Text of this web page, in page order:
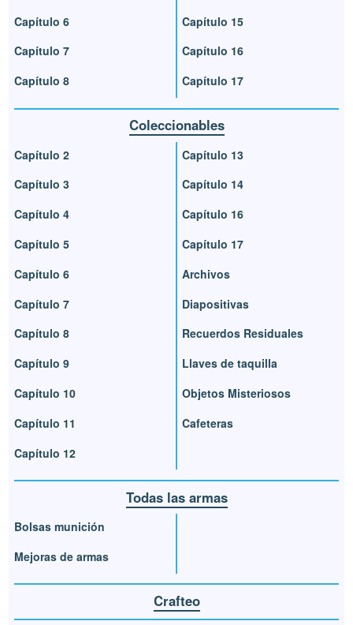
Capítulo 6
Capítulo 7
Capítulo 8
Capítulo 15
Capítulo 16
Capítulo 17
Coleccionables
Capítulo 2
Capítulo 3
Capítulo 4
Capítulo 5
Capítulo 6
Capítulo 7
Capítulo 8
Capítulo 9
Capítulo 10
Capítulo 11
Capítulo 12
Capítulo 13
Capítulo 14
Capítulo 16
Capítulo 17
Archivos
Diapositivas
Recuerdos Residuales
Llaves de taquilla
Objetos Misteriosos
Cafeteras
Todas las armas
Bolsas munición
Mejoras de armas
Crafteo